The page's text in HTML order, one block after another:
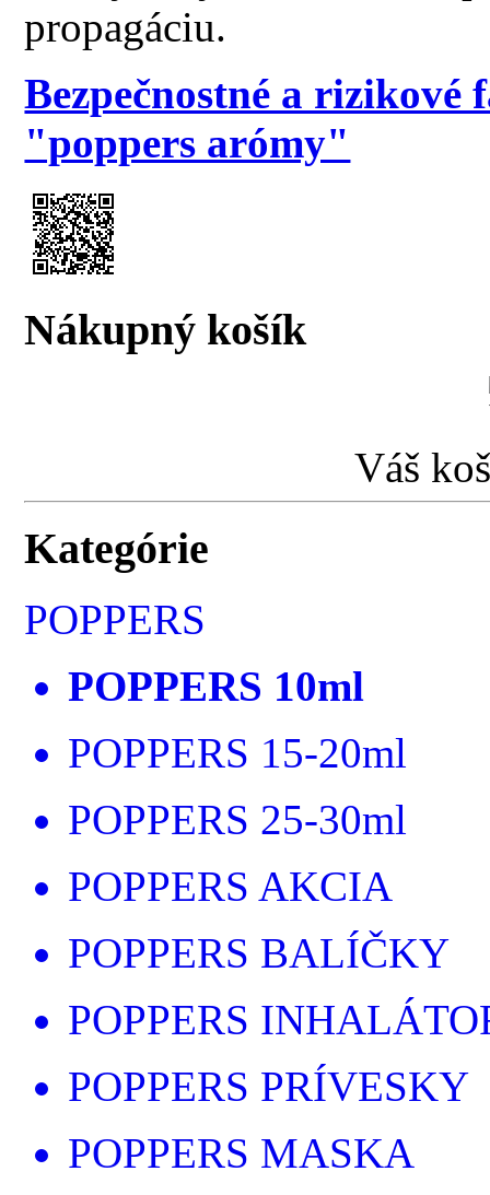
propagáciu.
Bezpečnostné a
"poppers arómy"
Nákupný košík
Váš
Kategórie
POPPERS
POPPERS 10ml
POPPERS 15-20ml
POPPERS 25-30ml
POPPERS AKCIA
POPPERS BALÍČKY
POPPERS
POPPERS PRÍVESKY
POPPERS MASKA